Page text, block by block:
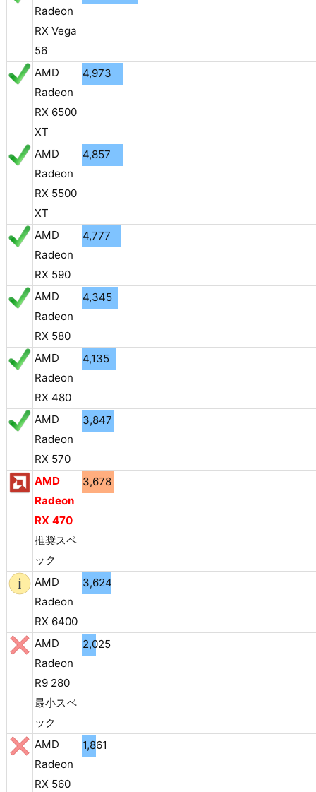
Radeon
RX Vega
56
AMD
Radeon
RX 6500
XT
4,973
AMD
Radeon
RX 5500
XT
4,857
AMD
Radeon
RX 590
4,777
AMD
Radeon
RX 580
4,345
AMD
Radeon
RX 480
4,135
AMD
Radeon
RX 570
3,847
AMD
Radeon
RX 470
推奨スペ
ック
3,678
AMD
Radeon
RX 6400
3,624
AMD
Radeon
R9 280
最小スペ
ック
2,025
AMD
Radeon
RX 560
1,861